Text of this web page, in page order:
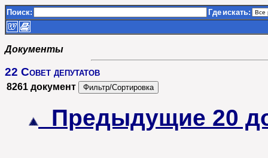
Поиск: Где искать:
Документы
22 Совет депутатов
8261 документ
Предыдущие 20